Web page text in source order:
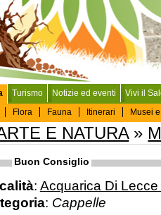
Flora Fauna Itinerari Musei
Turismo Notizie ed eventi Vivi il
E NATURA»
Buon Consiglio
: Acquarica Di
: Cappelle